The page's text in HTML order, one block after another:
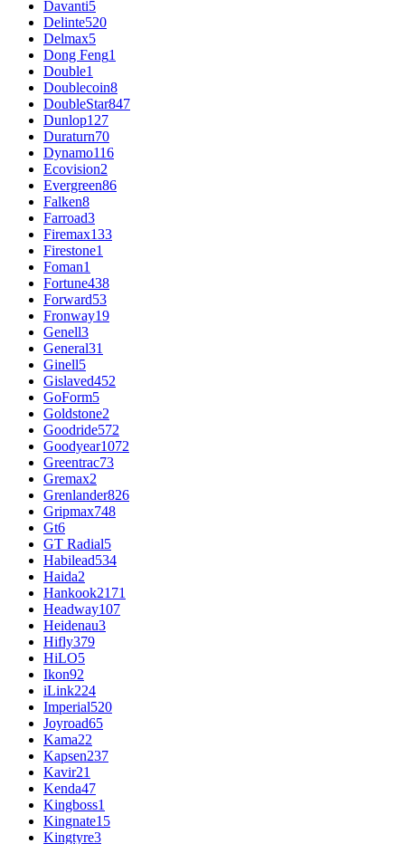
Davanti5
Delinte520
Delmax5
Dong Feng1
Double1
Doublecoin8
DoubleStar847
Dunlop127
Duraturn70
Dynamo116
Ecovision2
Evergreen86
Falken8
Farroad3
Firemax133
Firestone1
Foman1
Fortune438
Forward53
Fronway19
Genell3
General31
Ginell5
Gislaved452
GoForm5
Goldstone2
Goodride572
Goodyear1072
Greentrac73
Gremax2
Grenlander826
Gripmax748
Gt6
GT Radial5
Habilead534
Haida2
Hankook2171
Headway107
Heidenau3
Hifly379
HiLO5
Ikon92
iLink224
Imperial520
Joyroad65
Kama22
Kapsen237
Kavir21
Kenda47
Kingboss1
Kingnate15
Kingtyre3